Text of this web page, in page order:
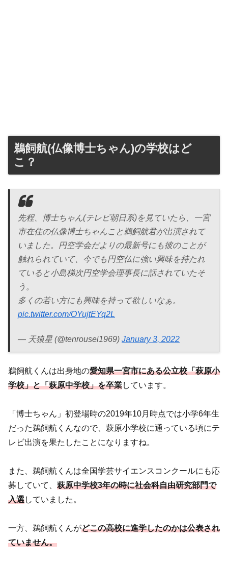
鵜飼航(仏像博士ちゃん)の学校はど
こ？
先程、博士ちゃん(テレビ朝日系)を見ていたら、一宮
市在住の仏像博士ちゃんこと鵜飼航君が出演されて
いました。円空学会だよりの最新号にも彼のことが
触れられていて、今でも円空仏に強い興味を持たれ
ていると小島梯次円空学会理事長に話されていたそ
う。
多くの若い方にも興味を持って欲しいなぁ。
pic.twitter.com/OYujtEYq2L
— 天狼星 (@tenrousei1969) January 3, 2022
鵜飼航くんは出身地の愛知県一宮市にある公立校「萩原小
学校」と「萩原中学校」を卒業しています。
「博士ちゃん」初登場時の2019年10月時点では小学6年生
だった鵜飼航くんなので、萩原小学校に通っている頃にテ
レビ出演を果たしたことになりますね。
また、鵜飼航くんは全国学芸サイエンスコンクールにも応
募していて、 萩原中学校3年の時に社会科自由研究部門で
入選していました。
一方、鵜飼航くんがどこの高校に進学したのかは公表され
ていません。